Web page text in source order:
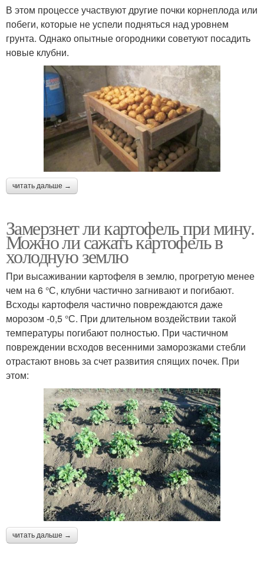
В этом процессе участвуют другие почки корнеплода или
побеги, которые не успели подняться над уровнем
грунта. Однако опытные огородники советуют посадить
новые клубни.
читать дальше →
Замерзнет ли картофель при мину.
Можно ли сажать картофель в
холодную землю
При высаживании картофеля в землю, прогретую менее
чем на 6 °С, клубни частично загнивают и погибают.
Всходы картофеля частично повреждаются даже
морозом -0,5 °С. При длительном воздействии такой
температуры погибают полностью. При частичном
повреждении всходов весенними заморозками стебли
отрастают вновь за счет развития спящих почек. При
этом:
читать дальше →